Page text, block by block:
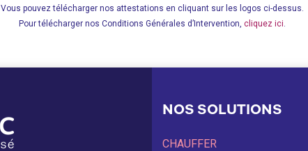
Vous pouvez télécharger nos attestations en cliquant sur les logos ci-dessus.
Pour télécharger nos Conditions Générales d’Intervention, cliquez ici
NOS SOLUTIONS
CHAUFFER